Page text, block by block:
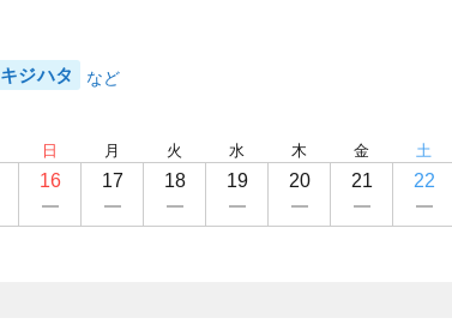
キジハタ
日
16
月
17
火
18
水
19
木
20
金
21
土
22